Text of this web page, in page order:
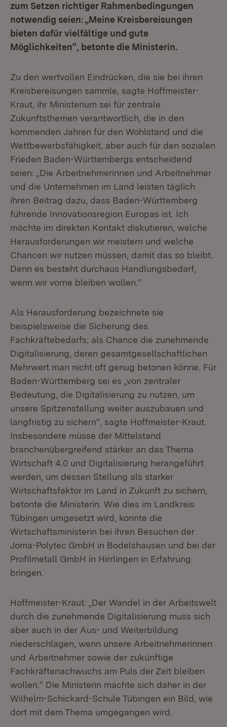
zum Setzen richtiger Rahmenbedingungen
notwendig seien: „Meine Kreisbereisungen
bieten dafür vielfältige und gute
Möglichkeiten“, betonte die Ministerin.
Zu den wertvollen Eindrücken, die sie bei ihren
Kreisbereisungen sammle, sagte Hoffmeister-
Kraut, ihr Ministerium sei für zentrale
Zukunftsthemen verantwortlich, die in den
kommenden Jahren für den Wohlstand und die
Wettbewerbsfähigkeit, aber auch für den sozialen
Frieden Baden-Württembergs entscheidend
seien: „Die Arbeitnehmerinnen und Arbeitnehmer
und die Unternehmen im Land leisten täglich
ihren Beitrag dazu, dass Baden-Württemberg
führende Innovationsregion Europas ist. Ich
möchte im direkten Kontakt diskutieren, welche
Herausforderungen wir meistern und welche
Chancen wir nutzen müssen, damit das so bleibt.
Denn es besteht durchaus Handlungsbedarf,
wenn wir vorne bleiben wollen.“
Als Herausforderung bezeichnete sie
beispielsweise die Sicherung des
Fachkräftebedarfs; als Chance die zunehmende
Digitalisierung, deren gesamtgesellschaftlichen
Mehrwert man nicht oft genug betonen könne. Für
Baden-Württemberg sei es „von zentraler
Bedeutung, die Digitalisierung zu nutzen, um
unsere Spitzenstellung weiter auszubauen und
langfristig zu sichern“, sagte Hoffmeister-Kraut.
Insbesondere müsse der Mittelstand
branchenübergreifend stärker an das Thema
Wirtschaft 4.0 und Digitalisierung herangeführt
werden, um dessen Stellung als starker
Wirtschaftsfaktor im Land in Zukunft zu sichern,
betonte die Ministerin. Wie dies im Landkreis
Tübingen umgesetzt wird, konnte die
Wirtschaftsministerin bei ihren Besuchen der
Joma-Polytec GmbH in Bodelshausen und bei der
Profilmetall GmbH in Hirrlingen in Erfahrung
bringen.
Hoffmeister-Kraut: „Der Wandel in der Arbeitswelt
durch die zunehmende Digitalisierung muss sich
aber auch in der Aus- und Weiterbildung
niederschlagen, wenn unsere Arbeitnehmerinnen
und Arbeitnehmer sowie der zukünftige
Fachkräftenachwuchs am Puls der Zeit bleiben
wollen.“ Die Ministerin machte sich daher in der
Wilhelm-Schickard-Schule Tübingen ein Bild, wie
dort mit dem Thema umgegangen wird.